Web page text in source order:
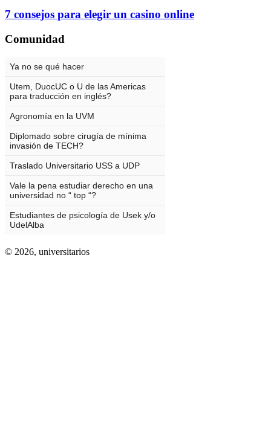
7 consejos para elegir un casino online
Comunidad
© 2026, universitarios